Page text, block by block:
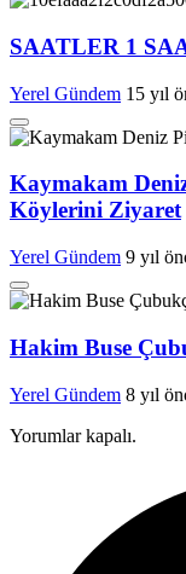
SAATLER 1
Yerel Gündem 15 yıl
Kaymakam
Köylerini Ziyaret
Yerel Gündem 9 yıl
Hakim Buse
Yerel Gündem 8 yıl
Yorumlar kapalı.